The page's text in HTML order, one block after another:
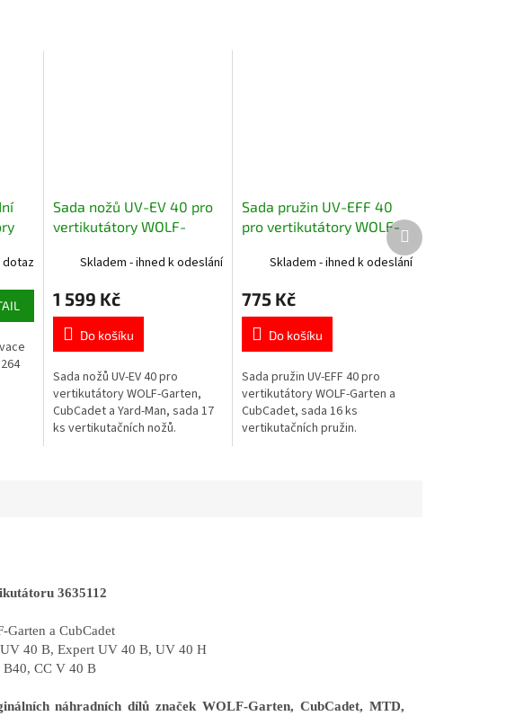
dotaz
Sada nožů UV-EV 40 pro
vertikutátory WOLF-
Skladem - ihned k odeslání
1 599 Kč
Do košíku
Sada nožů UV-EV 40 pro
vertikutátory WOLF-Garten,
CubCadet a Yard-Man, sada 17
ks vertikutačních nožů.
Sada pružin UV-EFF 40
pro vertikutátory WOLF-
Skladem - ihned k odeslání
775 Kč
Do košíku
Sada pružin UV-EFF 40 pro
vertikutátory WOLF-Garten a
CubCadet, sada 16 ks
vertikutačních pružin.
Další
produkt
3635112
a CubCadet
40 B, Expert UV 40 B, UV 40 H
CC V 40 B
náhradních dílů značek WOLF-Garten, CubCadet, MTD,